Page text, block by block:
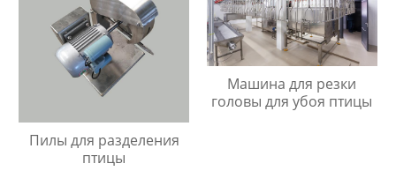
Пилы для разделения
птицы
Машина для резки
головы для убоя птицы